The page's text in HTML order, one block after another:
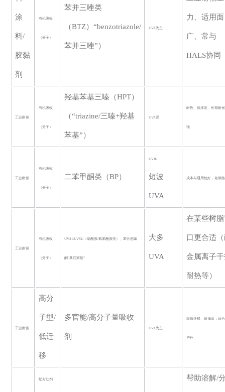
涂
料/
胶黏
剂
有机吸收
（分子）
苯并三唑类
（BTZ）“benzotriazole/
苯并三唑”）
UVA为主
力、适用面
广、常与
HALS协同
工业耐候
有机吸收
（分子）
羟基苯基三嗪（HPT）
（“triazine/三嗪+羟基
苯基”）
UVA强
耐热、低挥发、长期耐
强
工业耐候
有机吸收
（分子）
二苯甲酮类（BP）
UVB/
短波
UVA
成本与通用性好，老牌
工业耐候
有机吸收
（分子）
UV312/VSU（草酰胺/氧苯酰胺类）、苯并恶嗪
酮“其它家族”
大多
UVA
在某些树
口更合适
金属离子
耐热等）
工业耐候
高分
子型/
低迁
移
多官能/高分子量吸收
剂
UVA为主
极低迁移、耐抽出，适
户外
配方助剂 帮助溶解/